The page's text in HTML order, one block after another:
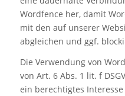
Wordfence her, damit
mit den auf unserer
abgleichen und ggf.
Die Verwendung von
von Art. 6 Abs. 1 lit. f
ein berechtigtes